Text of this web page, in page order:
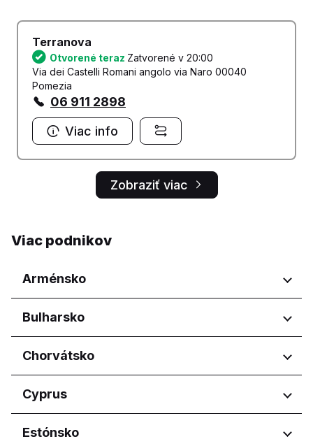
Terranova
Otvorené teraz Zatvorené v 20:00
Via dei Castelli Romani angolo via Naro 00040
Pomezia
06 911 2898
Viac info
Zobraziť viac
Viac podnikov
Arménsko
Regióny
Bulharsko
Regióny
Dobrich
Pernik
Pleven
Chorvátsko
Regióny
Cyprus
Regióny
Estónsko